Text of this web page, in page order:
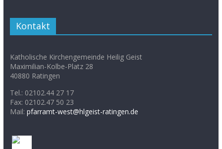
Kontakt
Katholische Kirchengemeinde Heilig Geist
Maximilian-Kolbe-Platz 28
40880 Ratingen
Tel.: 02102.44 27 17
Fax: 02102.47 50 23
Mail: pfarramt-west@hlgeist-ratingen.de